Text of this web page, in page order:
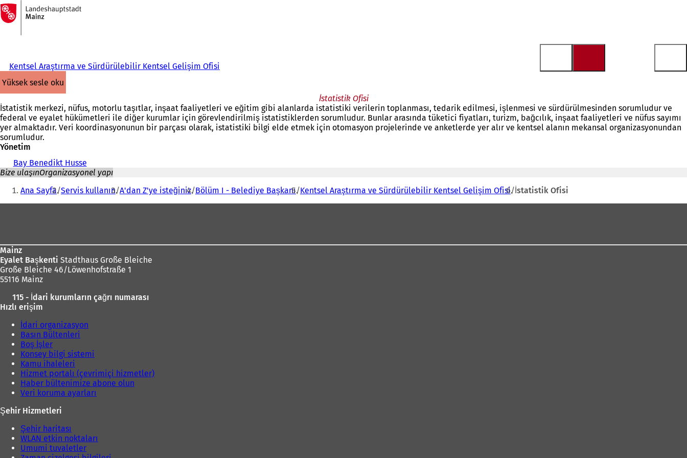
İçeriğe atla
Ana
sayfaya
Kentsel Araştırma ve Sürdürülebilir Kentsel Gelişim Ofisi
yüksek sesle oku
İstatistik Ofisi
İstatistik merkezi, nüfus, motorlu taşıtlar, inşaat faaliyetleri ve eğitim gibi alanlarda istatistiki verilerin toplanması, tedarik edilmesi, işlenmesi ve sürdürülmesinden sorumludur ve
federal ve eyalet hükümetleri ile diğer kurumlar için görevlendirilmiş istatistiklerden sorumludur. Bunlar arasında tüketici fiyatları, turizm, bağcılık, inşaat faaliyetleri ve nüfus sayımı
yer almaktadır. Veri koordinasyonunun bir parçası olarak, istatistiki bilgi elde etmek için otomasyon projelerinde ve anketlerde yer alır ve kentsel alanın mekansal organizasyonundan
sorumludur.
Yönetim
Bay Benedikt Husse
Bize ulaşınOrganizasyonel yapı
Buradasınız:
Ana Sayfa Servis kullanın A'dan Z'ye isteğiniz Bölüm I - Belediye Başkanı Kentsel Araştırma ve Sürdürülebilir Kentsel Gelişim Ofisi İstatistik Ofisi
Mainz
Eyalet Başkenti Stadthaus Große Bleiche
Große Bleiche 46/Löwenhofstraße 1
55116 Mainz
115 - İdari kurumların çağrı numarası
Hızlı erişim
İdari organizasyon
Basın Bültenleri
Boş İşler
Konsey bilgi sistemi
Kamu ihaleleri
Hizmet portalı (çevrimiçi hizmetler)
Haber bültenimize abone olun
Veri koruma ayarları
Şehir Hizmetleri
Şehir haritası
WLAN etkin noktaları
Umumi tuvaletler